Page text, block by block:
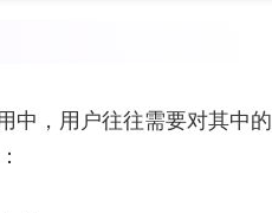
中，用户往往需要对其中的